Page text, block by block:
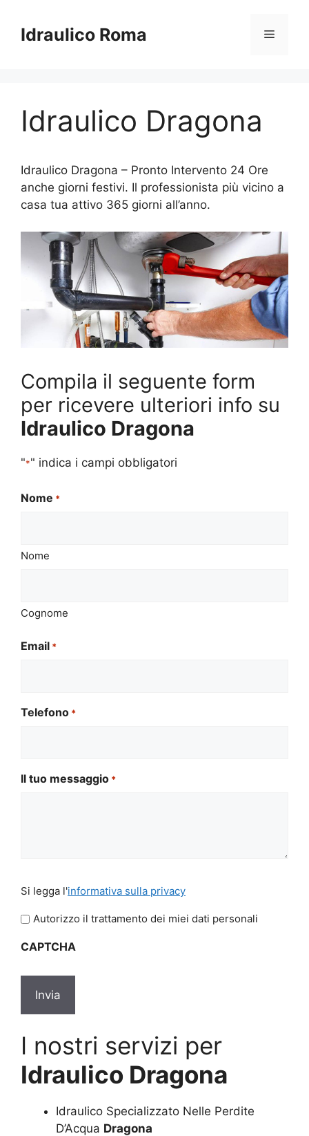
contenuto
Idraulico Roma Menu
Idraulico Dragona
Idraulico Dragona – Pronto Intervento 24 Ore
anche giorni festivi. Il professionista più vicino a
casa tua attivo 365 giorni all’anno.
Compila il seguente form
per ricevere ulteriori info su
Idraulico Dragona
"*" indica i campi obbligatori
Nome *
Nome
Cognome
Email *
Telefono *
Il tuo messaggio *
legga
l'informativa
privacy
Si legga l'informativa sulla privacy
Autorizzo il trattamento dei miei dati personali
CAPTCHA
I nostri servizi per
Idraulico Dragona
Idraulico Specializzato Nelle Perdite
D’Acqua Dragona